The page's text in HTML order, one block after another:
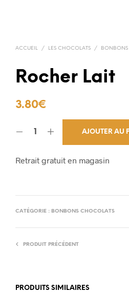
ACCUEIL / LES CHOCOLATS /
Rocher Lait
3.80€
AJOUTER AU
Retrait gratuit en magasin
CATÉGORIE : BONBONS CHOCOLATS
PRODUIT PRÉCÉDENT
PRODUITS SIMILAIRES